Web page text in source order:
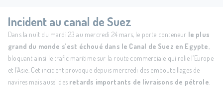
Incident au canal de Suez
Dans la nuit du mardi 23 au mercredi 24 mars, le porte conteneur le plus
grand du monde s’est échoué dans le Canal de Suez en Egypte,
bloquant ainsi le trafic maritime sur la route commerciale qui relie l’Europe
et l’Asie. Cet incident provoque depuis mercredi des embouteillages de
navires mais aussi des retards importants de livraisons de pétrole